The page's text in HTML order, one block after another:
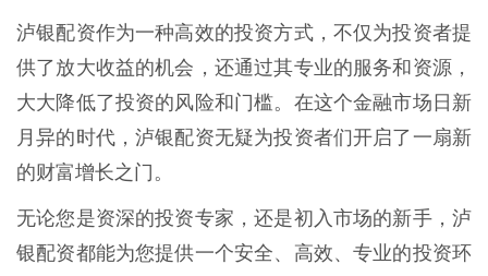
泸银配资作为一种高效的投资方式，不仅为投资者提
供了放大收益的机会，还通过其专业的服务和资源，
大大降低了投资的风险和门槛。在这个金融市场日新
月异的时代，泸银配资无疑为投资者们开启了一扇新
的财富增长之门。
无论您是资深的投资专家，还是初入市场的新手，泸
银配资都能为您提供一个安全、高效、专业的投资环